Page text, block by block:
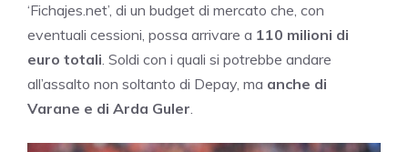
‘Fichajes.net’, di un budget di mercato che, con
eventuali cessioni, possa arrivare a 110 milioni di
euro totali. Soldi con i quali si potrebbe andare
all’assalto non soltanto di Depay, ma anche di
Varane e di Arda Guler.